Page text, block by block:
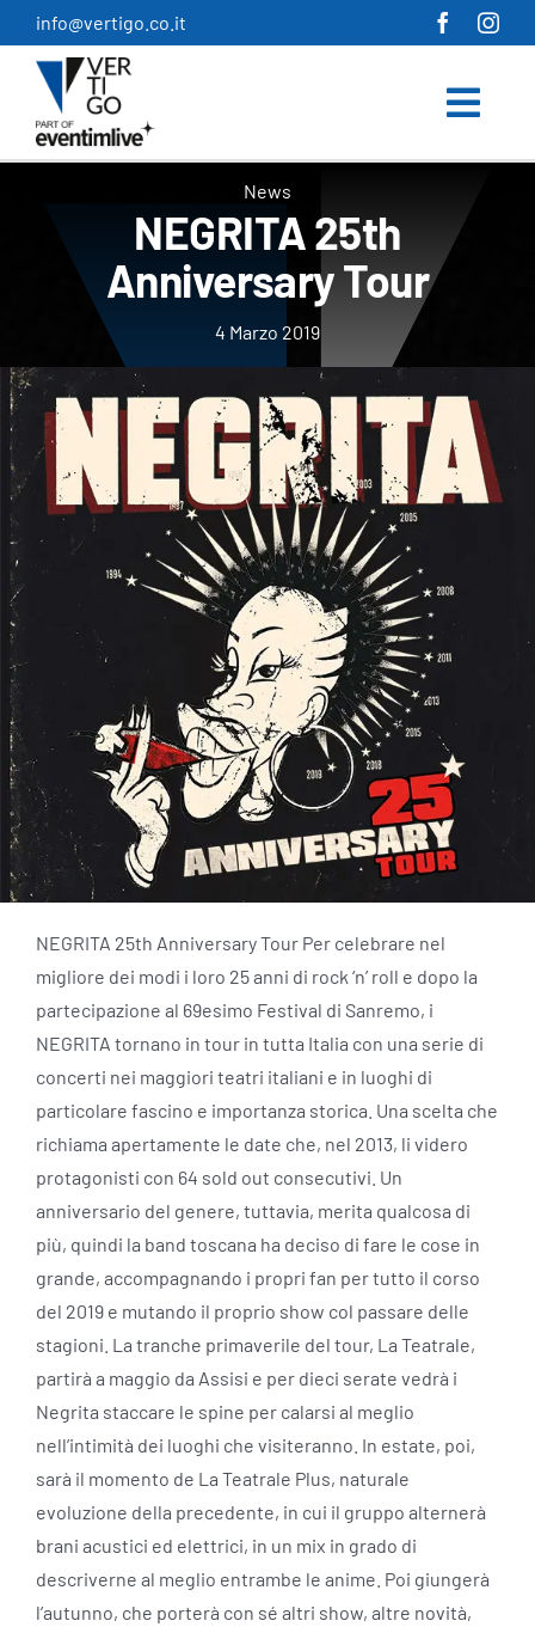
Salta
al
contenuto
info@vertigo.co.it
News
NEGRITA 25th
Anniversary Tour
4 Marzo 2019
NEGRITA 25th Anniversary Tour Per celebrare nel
migliore dei modi i loro 25 anni di rock ‘n’ roll e dopo la
partecipazione al 69esimo Festival di Sanremo, i
NEGRITA tornano in tour in tutta Italia con una serie di
concerti nei maggiori teatri italiani e in luoghi di
particolare fascino e importanza storica. Una scelta che
richiama apertamente le date che, nel 2013, li videro
protagonisti con 64 sold out consecutivi. Un
anniversario del genere, tuttavia, merita qualcosa di
più, quindi la band toscana ha deciso di fare le cose in
grande, accompagnando i propri fan per tutto il corso
del 2019 e mutando il proprio show col passare delle
stagioni. La tranche primaverile del tour, La Teatrale,
partirà a maggio da Assisi e per dieci serate vedrà i
Negrita staccare le spine per calarsi al meglio
nell’intimità dei luoghi che visiteranno. In estate, poi,
sarà il momento de La Teatrale Plus, naturale
evoluzione della precedente, in cui il gruppo alternerà
brani acustici ed elettrici, in un mix in grado di
descriverne al meglio entrambe le anime. Poi giungerà
l’autunno, che porterà con sé altri show, altre novità,